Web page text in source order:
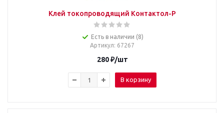
Клей токопроводящий Контактол-Р
Есть в наличии (8)
Артикул: 67267
280₽/шт
В корзину